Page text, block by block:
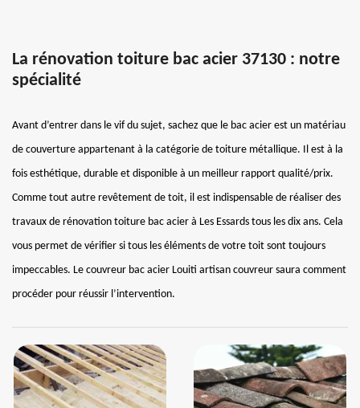
La rénovation toiture bac acier 37130 : notre
spécialité
Avant d’entrer dans le vif du sujet, sachez que le bac acier est un matériau
de couverture appartenant à la catégorie de toiture métallique. Il est à la
fois esthétique, durable et disponible à un meilleur rapport qualité/prix.
Comme tout autre revêtement de toit, il est indispensable de réaliser des
travaux de rénovation toiture bac acier à Les Essards tous les dix ans. Cela
vous permet de vérifier si tous les éléments de votre toit sont toujours
impeccables. Le couvreur bac acier Louiti artisan couvreur saura comment
procéder pour réussir l’intervention.